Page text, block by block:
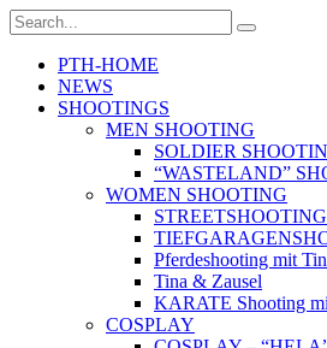
PTH-HOME
NEWS
SHOOTINGS
MEN SHOOTING
SOLDIER
“WASTELAND”
WOMEN SHOOTING
Pferdeshooting mit
Tina & Zausel
KARATE Shooting
COSPLAY